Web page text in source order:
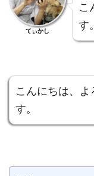
てぃかし
こ
す。
こんにちは、よ
す。